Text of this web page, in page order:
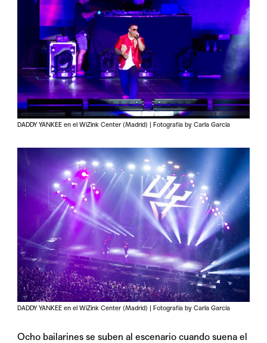
DADDY YANKEE en el WiZink Center (Madrid) | Fotografía by Carla García
DADDY YANKEE en el WiZink Center (Madrid) | Fotografía by Carla García
Ocho bailarines se suben al escenario cuando suena el